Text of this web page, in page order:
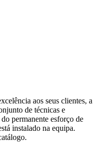
aos seus clientes, a
de técnicas e
permanente esforço de
instalado na equipa.